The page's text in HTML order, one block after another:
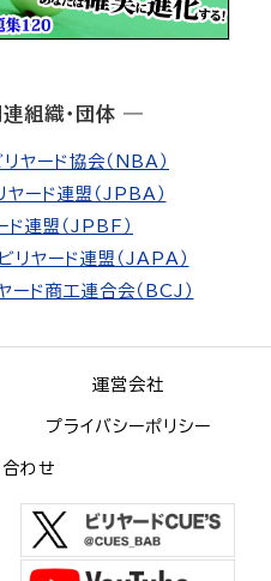
組織・団体 ―
ヤード協会（NBA）
ヤード連盟（JPBA）
ド連盟（JPBF）
リヤード連盟（JAPA）
ド商工連合会（BCJ）
運営会社
プライバシーポリシー
わせ